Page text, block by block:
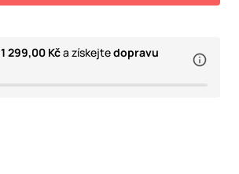
1 299,00 Kča získejtedopravu